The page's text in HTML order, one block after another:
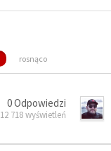
rosnąco
0 Odpowiedzi
12 718 wyświetleń